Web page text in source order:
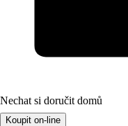
Nechat si doručit domů
Koupit on-line